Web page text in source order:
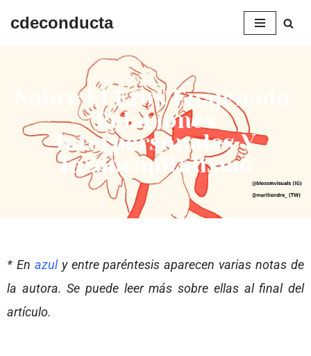
cdeconducta
Sobre El Eros Enajenado:
Relaciones
Interpersonales Y
Tardocapitalismo
* En azuly entre paréntesis aparecen varias notas de
la autora. Se puede leer más sobre ellas al final del
artículo.